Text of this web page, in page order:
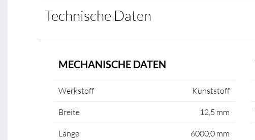
Technische Daten
MECHANISCHE DATEN
Werkstoff Kunststoff
Breite 12,5 mm
Länge 6000,0 mm